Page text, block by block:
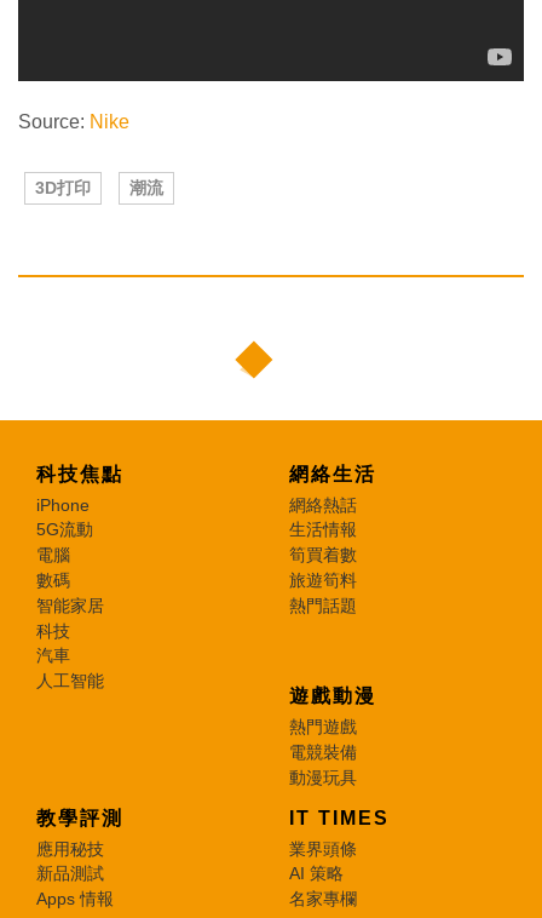
Source: Nike
3D打印 潮流
科技焦點
iPhone
5G流動
電腦
數碼
智能家居
科技
汽車
人工智能
網絡生活
網絡熱話
生活情報
筍買着數
旅遊筍料
熱門話題
遊戲動漫
熱門遊戲
電競裝備
動漫玩具
教學評測
應用秘技
新品測試
Apps 情報
IT TIMES
業界頭條
AI 策略
名家專欄